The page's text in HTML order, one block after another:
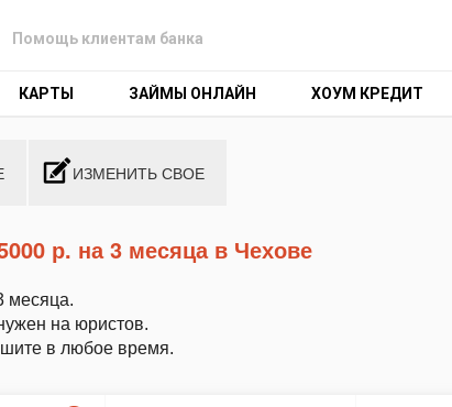
Помощь клиентам банка
КАРТЫ ЗАЙМЫ ОНЛАЙН ХОУМ КРЕДИТ
ИЗМЕНИТЬ СВОЕ
р. на 3 месяца в Чехове
месяца.
на юристов.
в любое время.